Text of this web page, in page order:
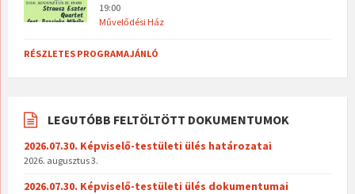
19:00
Művelődési Ház
RÉSZLETES PROGRAMAJÁNLÓ
LEGUTÓBB FELTÖLTÖTT DOKUMENTUMOK
2026.07.30. Képviselő-testületi ülés határozatai
2026. augusztus 3.
2026.07.30. Képviselő-testületi ülés dokumentumai